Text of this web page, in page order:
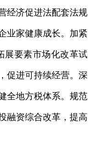
经济促进法配套法规
业家健康成长。加紧
展要素市场化改革试
促进可持续经营。深
全地方税体系。规范
融资综合改革，提高